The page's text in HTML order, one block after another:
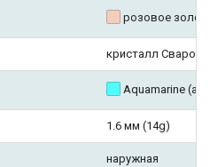
розовое
кристалл
Aquamarine
1.6 мм (14g)
наружная